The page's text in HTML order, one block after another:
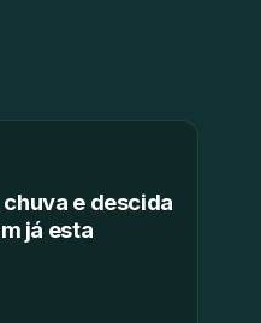
chuva e descida
já esta